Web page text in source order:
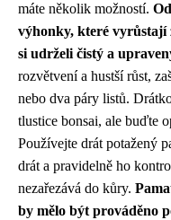
máte několik možností.
výhonky, které vyrůstají
si udrželi čistý a
rozvětvení a hustší růst,
nebo dva páry listů.
tlustice bonsai, ale buďte
Používejte drát potažený
drát a pravidelně ho
nezařezává do kůry.
by mělo být prováděno